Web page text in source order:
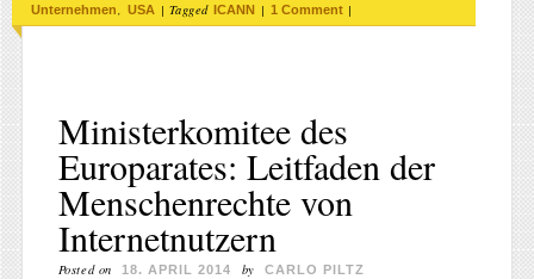
Unternehmen, USA | Tagged ICANN | 1 Comment |
Ministerkomitee des
Europarates: Leitfaden der
Menschenrechte von
Internetnutzern
Posted on 18. APRIL 2014 by CARLO PILTZ